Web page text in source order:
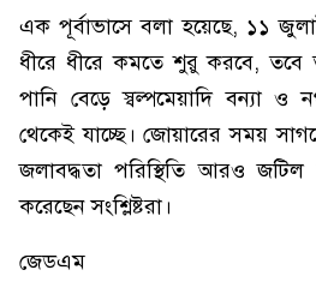
এক পূর্বাভাসে বলা হয়েছে, ১১
ধীরে ধীরে কমতে শুরু করবে, তবে
পানি বেড়ে স্বল্পমেয়াদি বন্যা ও
থেকেই যাচ্ছে। জোয়ারের সময়
জলাবদ্ধতা পরিস্থিতি আরও
করেছেন সংশ্লিষ্টরা।
জেডএম